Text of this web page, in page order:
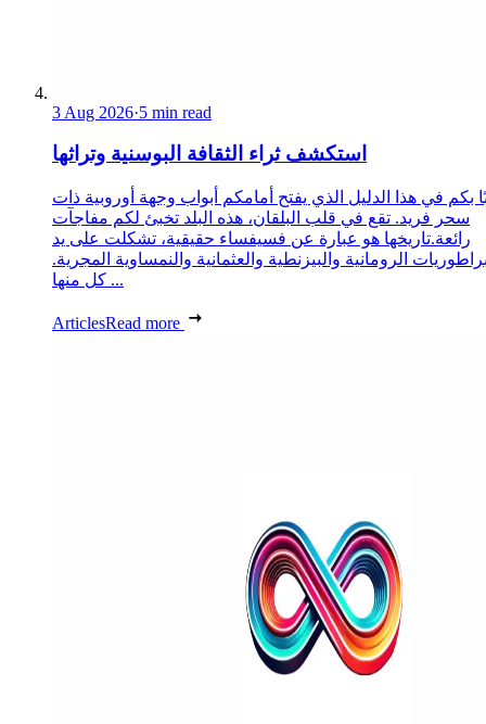
3 Aug 2026·5 min read
استكشف ثراء الثقافة البوسنية وتراثها
بكم في هذا الدليل الذي يفتح أمامكم أبواب وجهة أوروبية ذات
سحر فريد. تقع في قلب البلقان، هذه البلد تخبئ لكم مفاجآت
رائعة.تاريخها هو عبارة عن فسيفساء حقيقية، تشكلت على يد
الرومانية والبيزنطية والعثمانية والنمساوية المجرية.
كل منها ...
ArticlesRead more